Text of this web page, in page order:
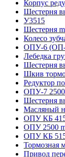
Корпус
Шестерня
У3515
Шестерня
Колесо
ОПУ-6 (ОП-
Лебедка
Шестерня
Шкив
Редуктор
ОПУ-7
Шестерня
Масляный
ОПУ КБ 415
ОПУ 2500
ОПУ КБ 515
Привод